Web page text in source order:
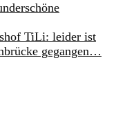
TiLi: leider ist
gegangen…